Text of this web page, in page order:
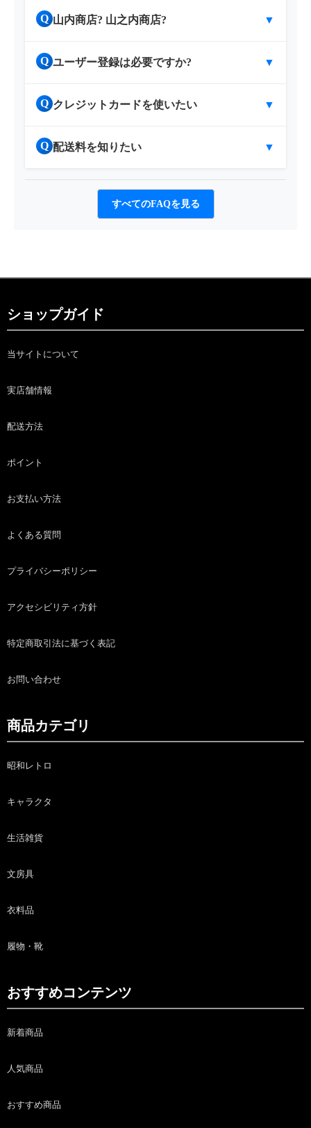
Q 山内商店? 山之内商店? ▼
Q ユーザー登録は必要ですか? ▼
Q クレジットカードを使いたい ▼
Q 配送料を知りたい ▼
すべてのFAQを見る
ショップガイド
当サイトについて
実店舗情報
配送方法
ポイント
お支払い方法
よくある質問
プライバシーポリシー
アクセシビリティ方針
特定商取引法に基づく表記
お問い合わせ
商品カテゴリ
昭和レトロ
キャラクタ
生活雑貨
文房具
衣料品
履物・靴
おすすめコンテンツ
新着商品
人気商品
おすすめ商品